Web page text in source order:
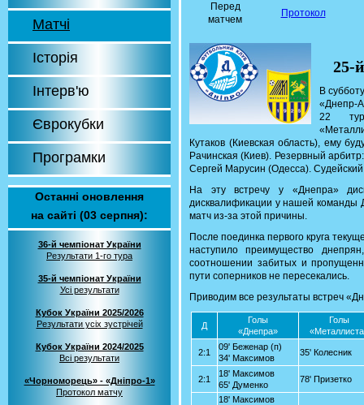
Матчі
Історія
Інтерв'ю
Єврокубки
Програмки
Останні оновлення
на сайті (03 серпня):
36-й чемпіонат України
Результати 1-го тура
35-й чемпіонат України
Усі результати
Кубок України 2025/2026
Результати усіх зустрічей
Кубок України 2024/2025
Всі результати
«Чорноморець» - «Дніпро-1»
Протокол матчу
Перед
матчем
Протокол
25-
В
«Днепр-
22
Кутаков (Киевская область), ему
Рачинская (Киев). Резервный
Сергей Марусин (Одесса).
На эту встречу у «Днепра»
дисквалификации у нашей команды
матч из-за этой причины.
После поединка первого круга
наступило преимущество
соотношении забитых и
пути соперников не пересекались.
Приводим все результаты встреч
Д
Голы
«Днепра»
Голы
2:1
09' Беженар (п)
34' Максимов
35' Колесник
2:1
18' Максимов
65' Думенко
78' Призетко
18' Максимов